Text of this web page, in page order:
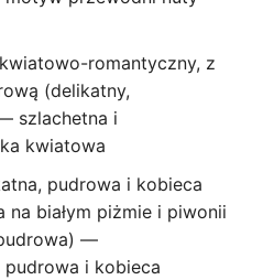
romantyczny, z
(delikatny,
szlachetna i
kwiatowa
pudrowa i kobieca
białym piżmie i piwonii
—
i kobieca